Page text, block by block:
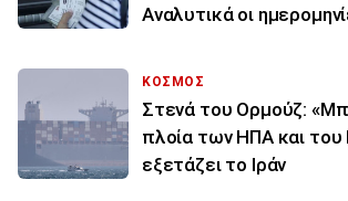
Αναλυτικά οι
ΚΟΣΜΟΣ
Στενά του Ορμούζ:
πλοία των ΗΠΑ και του
εξετάζει το Ιράν